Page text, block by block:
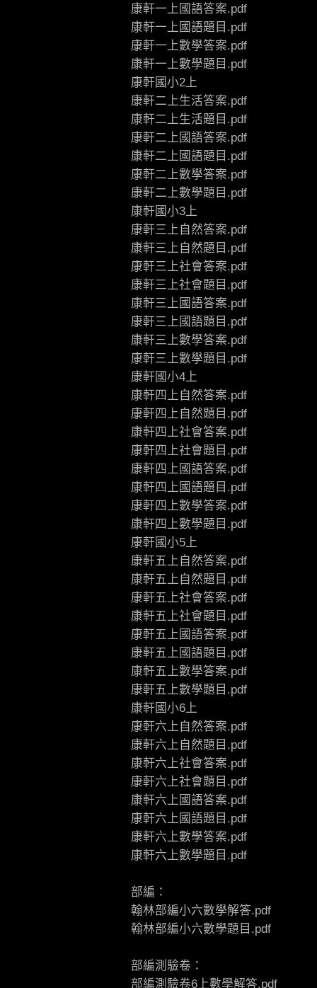
康軒一上國語答案.pdf
康軒一上國語題目.pdf
康軒一上數學答案.pdf
康軒一上數學題目.pdf
康軒國小2上
康軒二上生活答案.pdf
康軒二上生活題目.pdf
康軒二上國語答案.pdf
康軒二上國語題目.pdf
康軒二上數學答案.pdf
康軒二上數學題目.pdf
康軒國小3上
康軒三上自然答案.pdf
康軒三上自然題目.pdf
康軒三上社會答案.pdf
康軒三上社會題目.pdf
康軒三上國語答案.pdf
康軒三上國語題目.pdf
康軒三上數學答案.pdf
康軒三上數學題目.pdf
康軒國小4上
康軒四上自然答案.pdf
康軒四上自然題目.pdf
康軒四上社會答案.pdf
康軒四上社會題目.pdf
康軒四上國語答案.pdf
康軒四上國語題目.pdf
康軒四上數學答案.pdf
康軒四上數學題目.pdf
康軒國小5上
康軒五上自然答案.pdf
康軒五上自然題目.pdf
康軒五上社會答案.pdf
康軒五上社會題目.pdf
康軒五上國語答案.pdf
康軒五上國語題目.pdf
康軒五上數學答案.pdf
康軒五上數學題目.pdf
康軒國小6上
康軒六上自然答案.pdf
康軒六上自然題目.pdf
康軒六上社會答案.pdf
康軒六上社會題目.pdf
康軒六上國語答案.pdf
康軒六上國語題目.pdf
康軒六上數學答案.pdf
康軒六上數學題目.pdf
部編：
翰林部編小六數學解答.pdf
翰林部編小六數學題目.pdf
部編測驗卷：
部編測驗卷6上數學解答.pdf